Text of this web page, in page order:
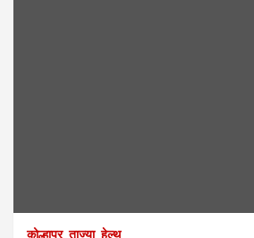
कोल्हापूर ताज्या हेल्थ